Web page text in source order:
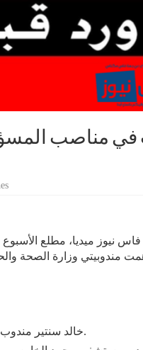
في مناصب
نيوز ميديا، مطلع
مندوبيتي وزارة الصحة
خالد سنتير مندوب الصحة بمكناس بالمندوبية الإقليمية للصحة بفاس.